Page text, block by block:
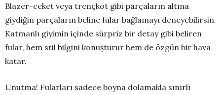
Blazer-ceket veya trençkot gibi parçaların altına
giydiğin parçaların beline fular bağlamayı deneyebilirsin.
Katmanlı giyimin içinde sürpriz bir detay gibi beliren
fular, hem stil bilgini konuşturur hem de özgün bir hava
katar.
Unutma! Fularları sadece boyna dolamakla sınırlı